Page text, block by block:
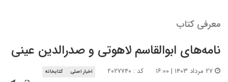
معرفی کتاب
نامه‌های ابوالقاسم لاهوتی و صدرالدین عینی
کد : ۲۰۲۷۷۴۰ اخبار اصلی کتابخانه